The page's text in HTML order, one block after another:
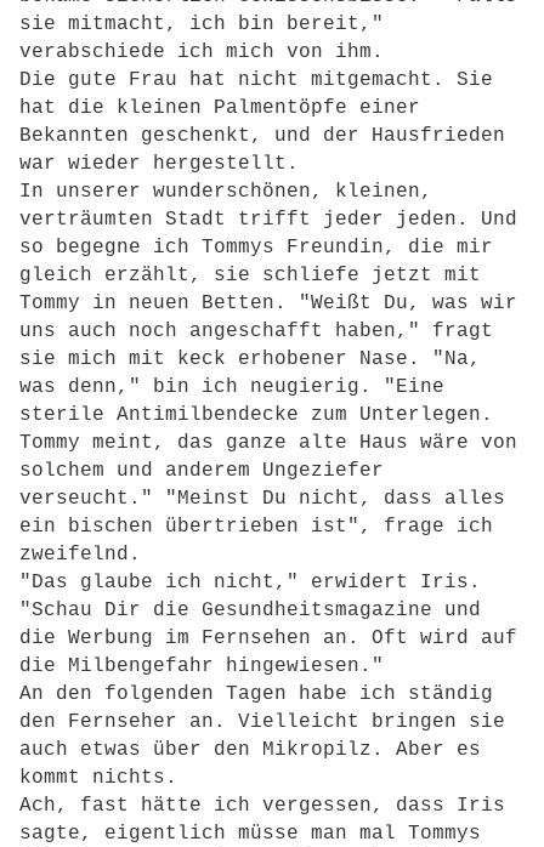
sie mitmacht, ich bin bereit,"
verabschiede ich mich von ihm.
Die gute Frau hat nicht mitgemacht. Sie
hat die kleinen Palmentöpfe einer
Bekannten geschenkt, und der Hausfrieden
war wieder hergestellt.
In unserer wunderschönen, kleinen,
verträumten Stadt trifft jeder jeden. Und
so begegne ich Tommys Freundin, die mir
gleich erzählt, sie schliefe jetzt mit
Tommy in neuen Betten. "Weißt Du, was wir
uns auch noch angeschafft haben," fragt
sie mich mit keck erhobener Nase. "Na,
was denn," bin ich neugierig. "Eine
sterile Antimilbendecke zum Unterlegen.
Tommy meint, das ganze alte Haus wäre von
solchem und anderem Ungeziefer
verseucht." "Meinst Du nicht, dass alles
ein bischen übertrieben ist", frage ich
zweifelnd.
"Das glaube ich nicht," erwidert Iris.
"Schau Dir die Gesundheitsmagazine und
die Werbung im Fernsehen an. Oft wird auf
die Milbengefahr hingewiesen."
An den folgenden Tagen habe ich ständig
den Fernseher an. Vielleicht bringen sie
auch etwas über den Mikropilz. Aber es
kommt nichts.
Ach, fast hätte ich vergessen, dass Iris
sagte, eigentlich müsse man mal Tommys